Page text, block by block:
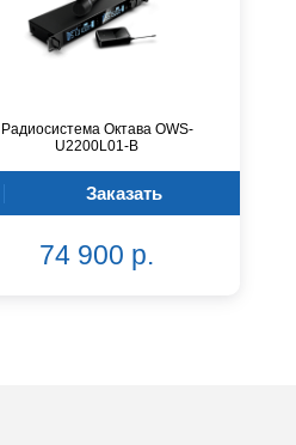
Радиосистема Октава OWS-
U2200L01-B
Заказать
74 900 р.